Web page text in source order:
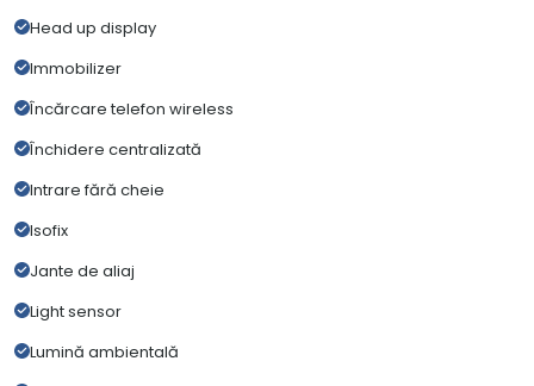
Head up display
Immobilizer
Încărcare telefon wireless
Închidere centralizată
Intrare fără cheie
Isofix
Jante de aliaj
Light sensor
Lumină ambientală